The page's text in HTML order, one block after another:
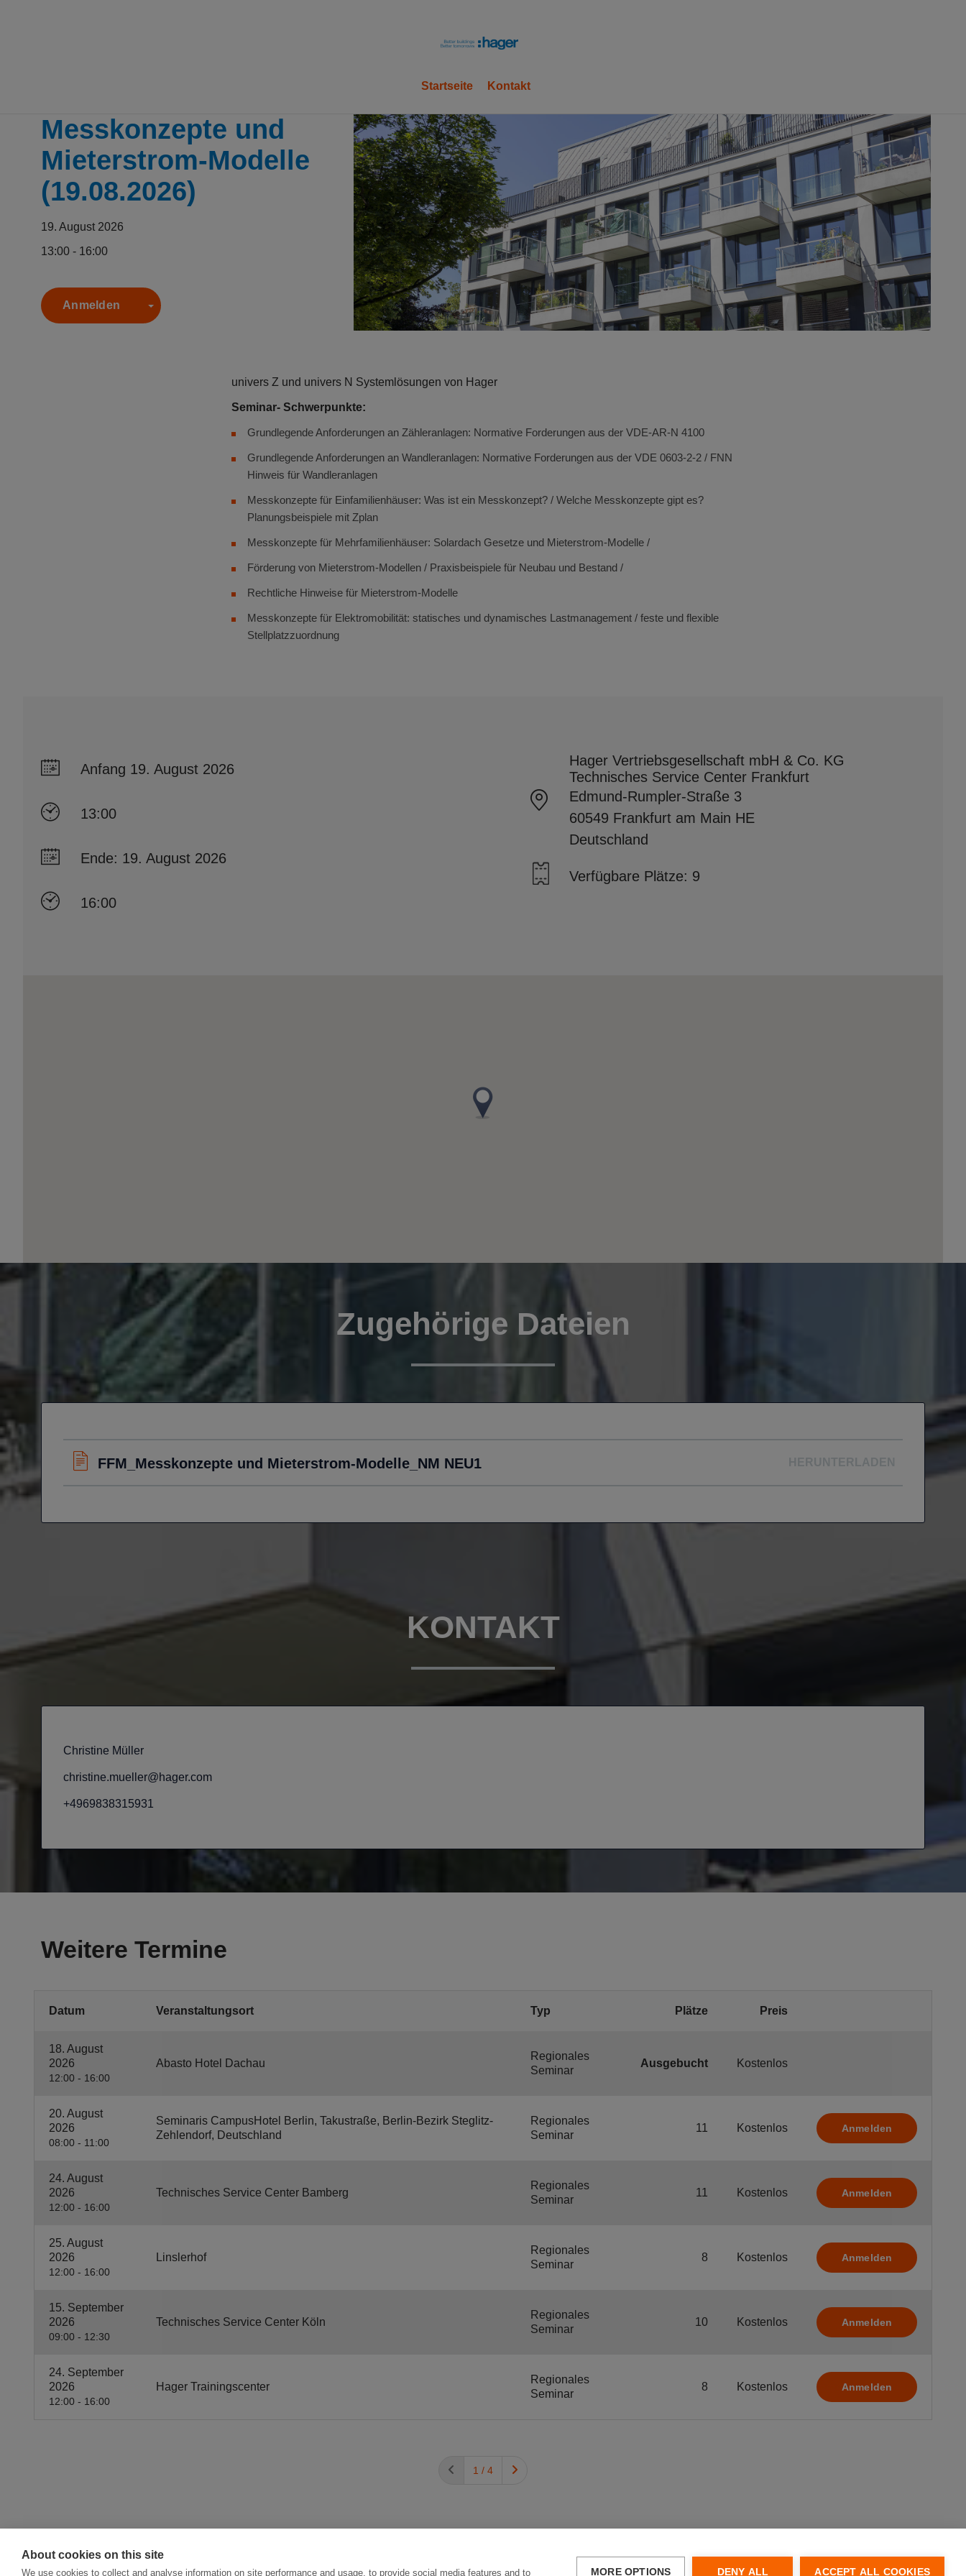
hager
Startseite Kontakt
Messkonzepte und
Mieterstrom-Modelle
(19.08.2026)
19. August 2026
13:00 - 16:00
Anmelden Toggle Dropdown
univers Z und univers N Systemlösungen von Hager
Seminar- Schwerpunkte:
Grundlegende Anforderungen an Zähleranlagen: Normative Forderungen aus der VDE-AR-N 4100
Grundlegende Anforderungen an Wandleranlagen: Normative Forderungen aus der VDE 0603-2-2 / FNN
Hinweis für Wandleranlagen
Messkonzepte für Einfamilienhäuser: Was ist ein Messkonzept? / Welche Messkonzepte giptes?
Planungsbeispiele mit Zplan
Messkonzepte für Mehrfamilienhäuser: Solardach Gesetze und Mieterstrom-Modelle /
Förderung von Mieterstrom-Modellen / Praxisbeispiele für Neubau und Bestand /
Rechtliche Hinweise für Mieterstrom-Modelle
Messkonzepte für Elektromobilität: statisches und dynamisches Lastmanagement / feste und flexible
Stellplatzzuordnung
Anfang 19. August 2026
13:00
Ende: 19. August 2026
16:00
Hager Vertriebsgesellschaft mbH & Co. KG
Technisches Service Center Frankfurt
Edmund-Rumpler-Straße 3
60549 Frankfurt am Main HE
Deutschland
Verfügbare Plätze: 9
Zugehörige Dateien
FFM_Messkonzepte und Mieterstrom-Modelle_NM NEU1 HERUNTERLADEN
KONTAKT
Christine Müller
christine.mueller@hager.com
+4969838315931
Weitere Termine
Datum Veranstaltungsort Typ Plätze Preis
18. August
2026
12:00 - 16:00
Abasto Hotel Dachau
Regionales
Seminar
Ausgebucht Kostenlos
20. August
2026
08:00 - 11:00
Seminaris CampusHotel Berlin, Takustraße, Berlin-Bezirk Steglitz-
Zehlendorf, Deutschland
Regionales
Seminar
11 Kostenlos Anmelden
24. August
2026
12:00 - 16:00
Technisches Service Center Bamberg
Regionales
Seminar
11 Kostenlos Anmelden
25. August
2026
12:00 - 16:00
Linslerhof
Regionales
Seminar
8 Kostenlos Anmelden
15. September
2026
09:00 - 12:30
Technisches Service Center Köln
Regionales
Seminar
10 Kostenlos Anmelden
24. September
2026
12:00 - 16:00
Hager Trainingscenter
Regionales
Seminar
8 Kostenlos Anmelden
1 / 4
About cookies on this site
We use cookies to collect and analyse information on site performance and usage, to provide social media features and to MORE OPTIONS DENY ALL ACCEPT ALL COOKIES